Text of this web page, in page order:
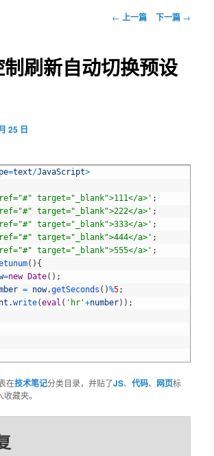
文
航
← 上一篇 下一篇 →
刷新自动切换预设
25 日
=text/JavaScript>
target="_blank">111</a>' ;
target="_blank">222</a>' ;
target="_blank">333</a>' ;
target="_blank">444</a>' ;
target="_blank">555</a>' ;
( ) {
=new Date( ) ;
= now.getSeconds ( )%5;
.write(eval ( 'hr'+number) ) ;
在技术笔记分类目录，并贴了JS、代码、 网页标
收藏夹。